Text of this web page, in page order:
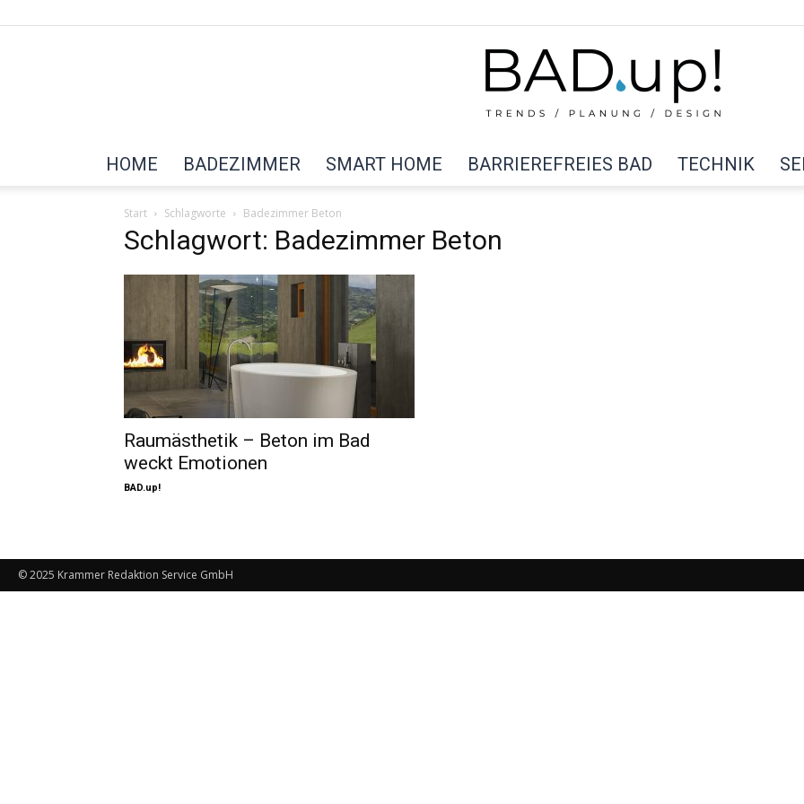
HOME BADEZIMMER SMART HOME BARRIEREFREIES BAD TECHNIK
Start Schlagworte Badezimmer Beton
Schlagwort: Badezimmer Beton
Raumästhetik – Beton im Bad
weckt Emotionen
BAD.up!
© 2025 Krammer Redaktion Service GmbH